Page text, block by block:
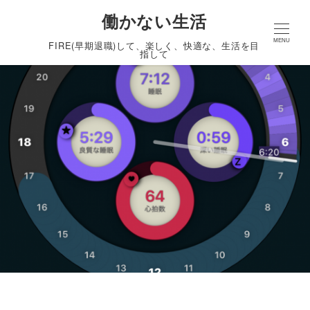
働かない生活
FIRE(早期退職)して、楽しく、快適な、生活を目
指して
MENU